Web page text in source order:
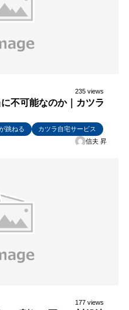
235 views
不可能なのか｜カツラ
跳ねる
カツラ自宅サービス
信夫 昇
177 views